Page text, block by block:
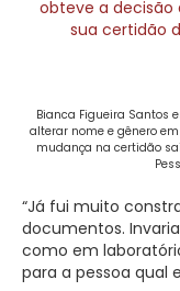
Bianca Figueira Santos
alterar nome e gênero
mudança na certidão
“Já fui muito
documentos.
como em
para a pessoa qual